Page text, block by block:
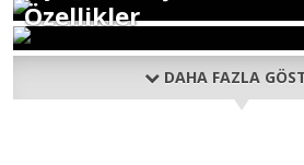
Özellikler
DAHA FAZLA